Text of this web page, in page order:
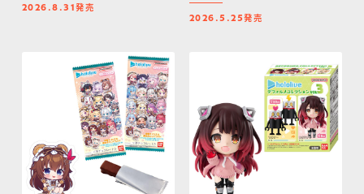
2026.8.31発売
2026.5.25発売